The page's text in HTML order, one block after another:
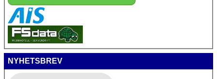
NYHETSBREV